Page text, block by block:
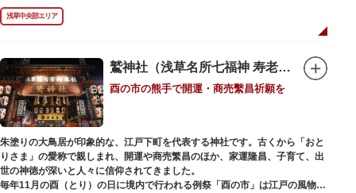
現在は、B1階から地上3階までが松屋浅草の売り場。2012年のリニューアル
で建設当時のシンボル・大時計も復活し、昭和の面影を残す百貨店は今でも
人々に親しまれています。地上1階は 浅草らしい下町銘菓をはじめ、全国か
なので、お土産購入にも便利です。
浅草中央部エリア
鷲神社（浅草名所七福神 寿老人）
酉の市の熊手で開運・商売繫昌祈願を
朱塗りの大鳥居が印象的な、江戸下町を代表する神社です。古くから「おと
りさま」の愛称で親しまれ、開運や商売繁昌のほか、家運隆昌、子育て、出
世の神徳が深いと人々に信仰されてきました。
毎年11月の酉（とり）の日に境内で行われる例祭「酉の市」は江戸の風物詩